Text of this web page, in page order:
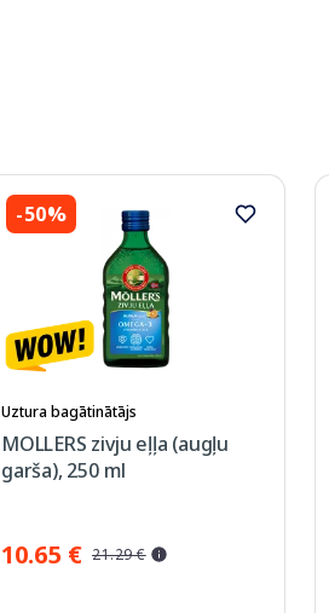
-50%
Uztura bagātinātājs
MOLLERS zivju eļļa (augļu
garša), 250 ml
10.65 € 21.29 €